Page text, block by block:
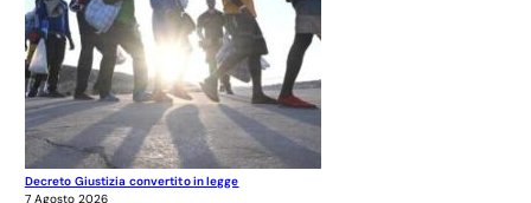
Decreto Giustizia convertito in legge
7 Agosto 2026